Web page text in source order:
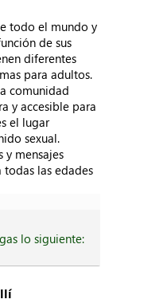
todo el mundo y
de sus
diferentes
para adultos.
comunidad
y accesible para
el lugar
sexual.
y mensajes
las edades
lo siguiente: